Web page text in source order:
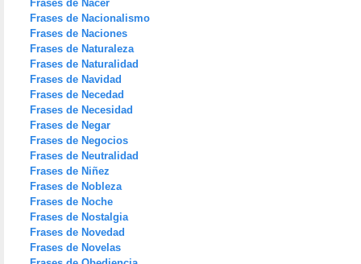
Frases de Nacer
Frases de Nacionalismo
Frases de Naciones
Frases de Naturaleza
Frases de Naturalidad
Frases de Navidad
Frases de Necedad
Frases de Necesidad
Frases de Negar
Frases de Negocios
Frases de Neutralidad
Frases de Niñez
Frases de Nobleza
Frases de Noche
Frases de Nostalgia
Frases de Novedad
Frases de Novelas